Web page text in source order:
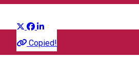
Copied!
Film